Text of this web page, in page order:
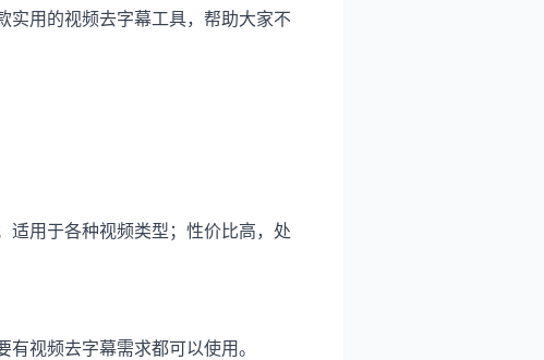
实用的视频去字幕工具，帮助大家不
适用于各种视频类型；性价比高，处
视频去字幕需求都可以使用。